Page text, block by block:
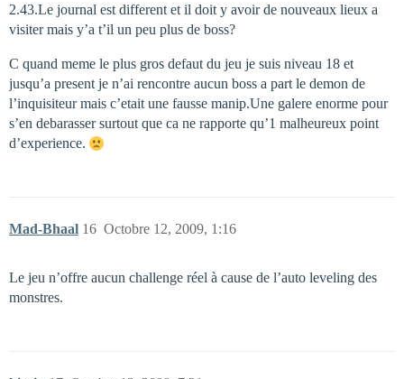
2.43.Le journal est different et il doit y avoir de nouveaux lieux a
visiter mais y’a t’il un peu plus de boss?
C quand meme le plus gros defaut du jeu je suis niveau 18 et
jusqu’a present je n’ai rencontre aucun boss a part le demon de
l’inquisiteur mais c’etait une fausse manip.Une galere enorme pour
s’en debarasser surtout que ca ne rapporte qu’1 malheureux point
d’experience.
Mad-Bhaal Octobre 12, 2009, 1:16
16
Le jeu n’offre aucun challenge réel à cause de l’auto leveling des
monstres.